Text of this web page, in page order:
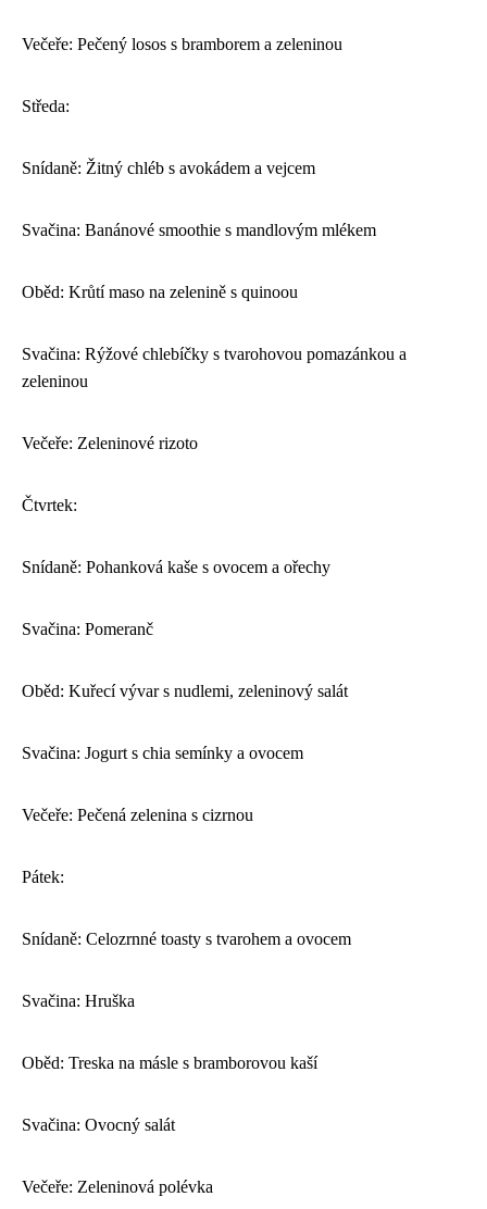
Večeře: Pečený losos s bramborem a zeleninou
Středa:
Snídaně: Žitný chléb s avokádem a vejcem
Svačina: Banánové smoothie s mandlovým mlékem
Oběd: Krůtí maso na zelenině s quinoou
Svačina: Rýžové chlebíčky s tvarohovou pomazánkou a
zeleninou
Večeře: Zeleninové rizoto
Čtvrtek:
Snídaně: Pohanková kaše s ovocem a ořechy
Svačina: Pomeranč
Oběd: Kuřecí vývar s nudlemi, zeleninový salát
Svačina: Jogurt s chia semínky a ovocem
Večeře: Pečená zelenina s cizrnou
Pátek:
Snídaně: Celozrnné toasty s tvarohem a ovocem
Svačina: Hruška
Oběd: Treska na másle s bramborovou kaší
Svačina: Ovocný salát
Večeře: Zeleninová polévka